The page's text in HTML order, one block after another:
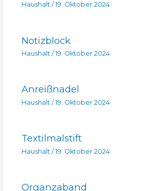
Haushalt/ 19. Oktober 2024
Notizblock
Haushalt / 19. Oktober 2024
Anreißnadel
Haushalt / 19. Oktober 2024
Textilmalstift
Haushalt /19. Oktober 2024
Organzaband